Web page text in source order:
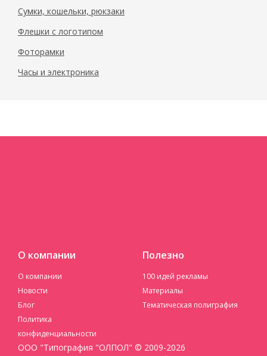
Сумки, кошельки, рюкзаки
Флешки с логотипом
Фоторамки
Часы и электроника
О компании
О компании
Новости
Блог
Политика
конфиденциальности
Полезно
100 идей рекламы
Материалы
Тематическая полиграфия
ООО "Типография "ОЛПОЛ" © 2009-2026